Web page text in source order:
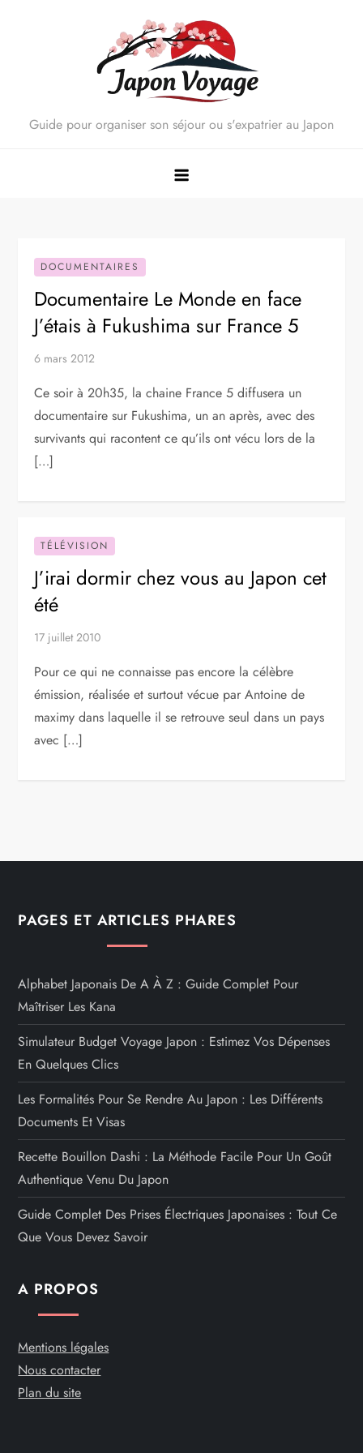
Guide pour organiser son séjour ou s'expatrier au Japon
DOCUMENTAIRES
Documentaire Le Monde en face
J’étais à Fukushima sur France 5
6 mars 2012
Ce soir à 20h35, la chaine France 5 diffusera un
documentaire sur Fukushima, un an après, avec des
survivants qui racontent ce qu’ils ont vécu lors de la
[…]
TÉLÉVISION
J’irai dormir chez vous au Japon cet
été
17 juillet 2010
Pour ce qui ne connaisse pas encore la célèbre
émission, réalisée et surtout vécue par Antoine de
maximy dans laquelle il se retrouve seul dans un pays
avec […]
PAGES ET ARTICLES PHARES
Alphabet Japonais De A À Z : Guide Complet Pour
Maîtriser Les Kana
Simulateur Budget Voyage Japon : Estimez Vos Dépenses
En Quelques Clics
Les Formalités Pour Se Rendre Au Japon : Les Différents
Documents Et Visas
Recette Bouillon Dashi : La Méthode Facile Pour Un Goût
Authentique Venu Du Japon
Guide Complet Des Prises Électriques Japonaises : Tout Ce
Que Vous Devez Savoir
A PROPOS
Mentions légales
Nous contacter
Plan du site